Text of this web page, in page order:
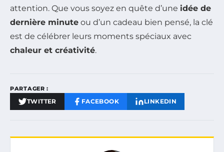
attention. Que vous soyez en quête d’une idée de
dernière minute ou d’un cadeau bien pensé, la clé
est de célébrer leurs moments spéciaux avec
chaleur et créativité.
PARTAGER :
TWITTER FACEBOOK LINKEDIN